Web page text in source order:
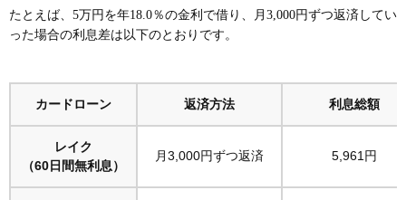
たとえば、5万円を年18.0％の金利で借り、月3,000円ずつ返済してい
った場合の利息差は以下のとおりです。
カードローン 返済方法 利息総額
レイク
（60日間無利息）
月3,000円ずつ返済 5,961円